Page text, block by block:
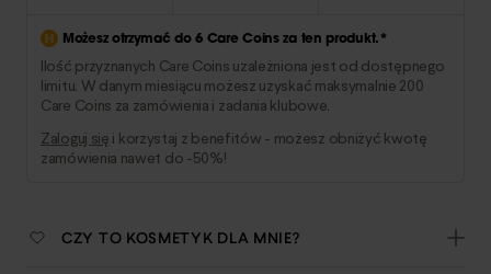
Możesz otrzymać do6 Care Coins za ten produkt.*
Ilość przyznanych Care Coins uzależniona jest od dostępnego
limitu. W danym miesiącu możesz uzyskać maksymalnie 200
Care Coins za zamówienia i zadania klubowe.
Zaloguj się i korzystaj z benefitów - możesz obniżyć kwotę
zamówienia nawet do -50%!
CZY TO KOSMETYK DLA MNIE?